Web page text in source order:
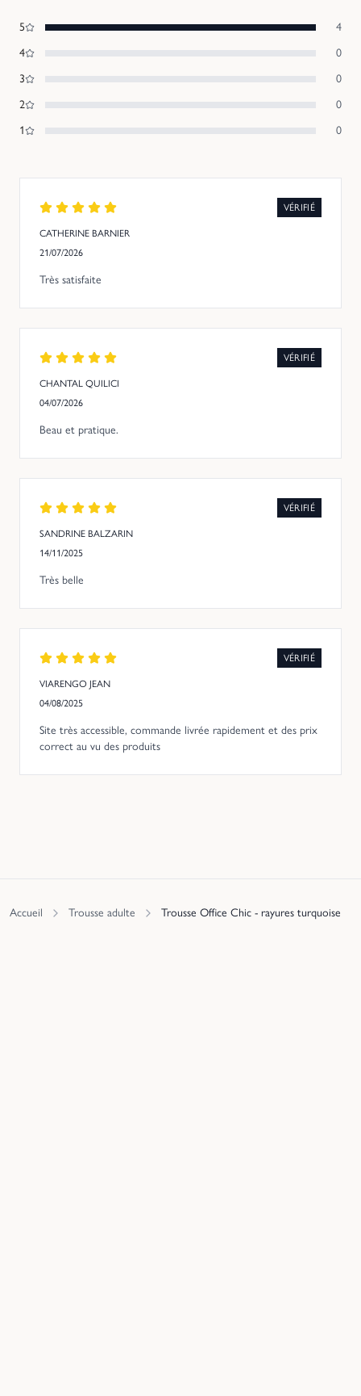
5
4
4
0
3
0
2
0
1
0
VÉRIFIÉ
CATHERINE BARNIER
21/07/2026
Très satisfaite
VÉRIFIÉ
CHANTAL QUILICI
04/07/2026
Beau et pratique.
VÉRIFIÉ
SANDRINE BALZARIN
14/11/2025
Très belle
VÉRIFIÉ
VIARENGO JEAN
04/08/2025
Site très accessible, commande livrée rapidement et des prix
correct au vu des produits
Accueil Trousse adulte Trousse Office Chic - rayures turquoise